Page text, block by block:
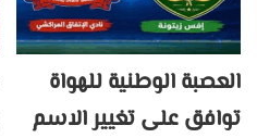
العصبة الوطنية للهواة
توافق على تغيير الاسم